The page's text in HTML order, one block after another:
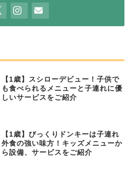
【1歳】スシローデビュー！子供で
も食べられるメニューと子連れに優
しいサービスをご紹介
【1歳】びっくりドンキーは子連れ
外食の強い味方！キッズメニューか
ら設備、サービスをご紹介